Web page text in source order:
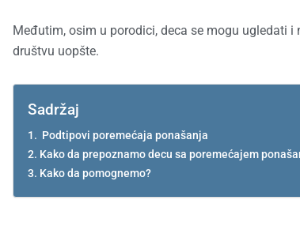
Međutim, osim u porodici, deca se mogu ugledati
društvu uopšte.
Sadržaj
Podtipovi poremećaja ponašanja
Kako da prepoznamo decu sa poremećajem
Kako da pomognemo?